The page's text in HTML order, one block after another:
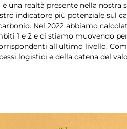
una realtà presente nella nostra
indicatore più potenziale sul
Nel 2022 abbiamo
1 e 2 e ci stiamo muovendo
all'ultimo livello.
logistici e della catena del